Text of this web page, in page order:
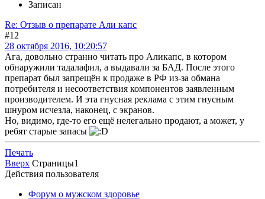
Записан
Re: Отзыв о препарате Али капс
#12
28 октября 2016, 10:20:57
Ага, довольно странно читать про Аликапс, в котором
обнаружили тадалафил, а выдавали за БАД. После этого
препарат был запрещён к продаже в РФ из-за обмана
потребителя и несоответствия компонентов заявленным
производителем. И эта гнусная реклама с этим гнусным
шнуром исчезла, наконец, с экранов.
Но, видимо, где-то его ещё нелегально продают, а может, у
ребят старые запасы
Печать
Вверх Страницы1
Действия пользователя
Форум о мужском здоровье